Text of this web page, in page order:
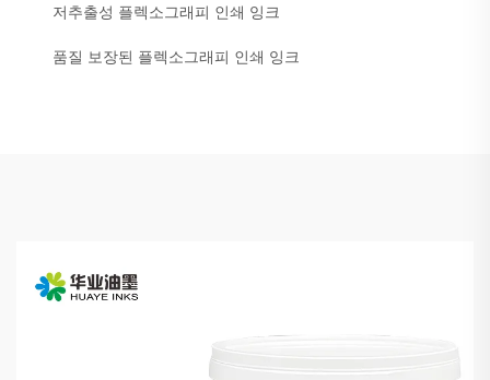
저추출성 플렉소그래피 인쇄 잉크
품질 보장된 플렉소그래피 인쇄 잉크